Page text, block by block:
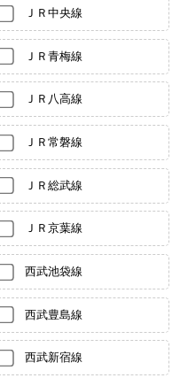
ＪＲ中央線
ＪＲ青梅線
ＪＲ八高線
ＪＲ常磐線
ＪＲ総武線
ＪＲ京葉線
西武池袋線
西武豊島線
西武新宿線